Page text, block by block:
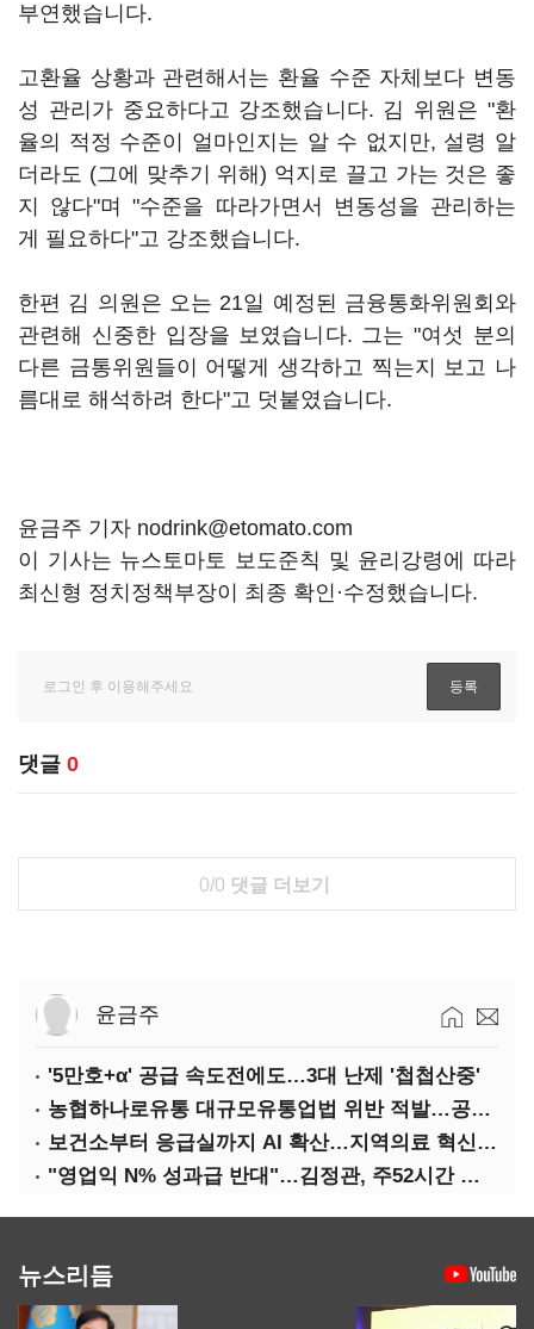
부연했습니다.
고환율 상황과 관련해서는 환율 수준 자체보다 변동
성 관리가 중요하다고 강조했습니다. 김 위원은 "환
율의 적정 수준이 얼마인지는 알 수 없지만, 설령 알
더라도 (그에 맞추기 위해) 억지로 끌고 가는 것은 좋
지 않다"며 "수준을 따라가면서 변동성을 관리하는
게 필요하다"고 강조했습니다.
한편 김 의원은 오는 21일 예정된 금융통화위원회와
관련해 신중한 입장을 보였습니다. 그는 "여섯 분의
다른 금통위원들이 어떻게 생각하고 찍는지 보고 나
름대로 해석하려 한다"고 덧붙였습니다.
윤금주 기자 nodrink@etomato.com
이 기사는 뉴스토마토 보도준칙 및 윤리강령에 따라
최신형 정치정책부장이 최종 확인·수정했습니다.
댓글 0
0/0 댓글 더보기
윤금주
'5만호+α' 공급 속도전에도…3대 난제 '첩첩산중'
농협하나로유통 대규모유통업법 위반 적발…공정위, 과징금 4억6200만원 부과
보건소부터 응급실까지 AI 확산…지역의료 혁신 본격화
"영업익 N% 성과급 반대"…김정관, 주52시간 손질 예고
뉴스리듬